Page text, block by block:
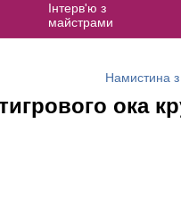
Інтерв'ю з
майстрами
Намистина
ока